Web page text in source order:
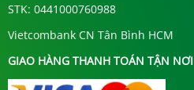
STK: 0441000760988
Vietcombank CN Tân Bình HCM
GIAO HÀNG THANH TOÁN TẬN NƠI